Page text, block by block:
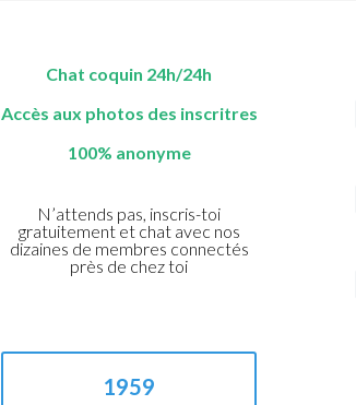
Chat coquin 24h/24h
Accès aux photos des inscritres
100% anonyme
N’attends pas, inscris-toi
gratuitement et chat avec nos
dizaines de membres connectés
près de chez toi
1959